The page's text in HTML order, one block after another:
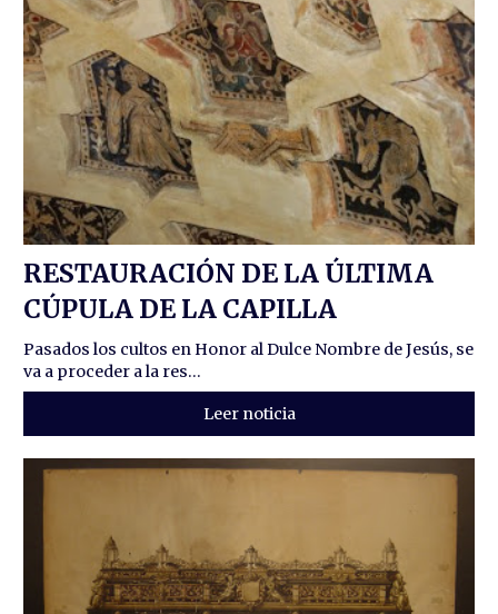
RESTAURACIÓN DE LA ÚLTIMA
CÚPULA DE LA CAPILLA
Pasados los cultos en Honor al Dulce Nombre de Jesús, se
va a proceder a la res...
Leer noticia